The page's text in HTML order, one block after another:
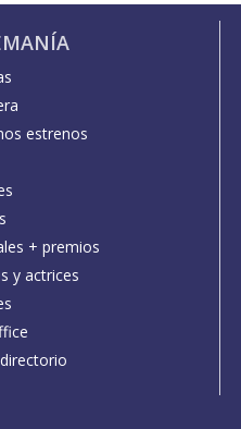
estrenos
+ premios
y actrices